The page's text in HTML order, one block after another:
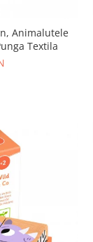
Animalutele
Textila